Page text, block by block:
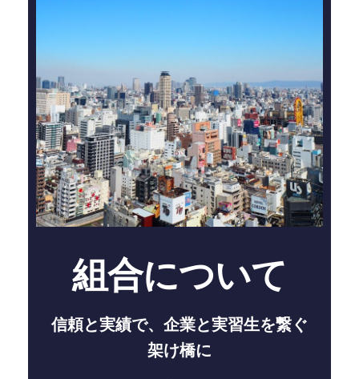
組合について
信頼と実績で、企業と実習生を繋ぐ
架け橋に